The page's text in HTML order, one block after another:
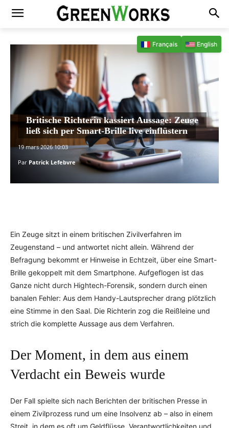
Britische Richterin kassiert Aussage: Zeuge
ließ sich per Smart-Brille live einflüstern
19 mars 2026 10:03
Par Patrick Lefebvre
Ein Zeuge sitzt in einem britischen Zivilverfahren im
Zeugenstand – und antwortet nicht allein. Während der
Befragung bekommt er Hinweise in Echtzeit, über eine Smart-
Brille gekoppelt mit dem Smartphone. Aufgeflogen ist das
Ganze nicht durch Hightech-Forensik, sondern durch einen
banalen Fehler: Aus dem Handy-Lautsprecher drang plötzlich
eine Stimme in den Saal. Die Richterin zog die Reißleine und
strich die komplette Aussage aus dem Verfahren.
Der Moment, in dem aus einem
Verdacht ein Beweis wurde
Der Fall spielte sich nach Berichten der britischen Presse in
einem Zivilprozess rund um eine Insolvenz ab – also in einem
Français English